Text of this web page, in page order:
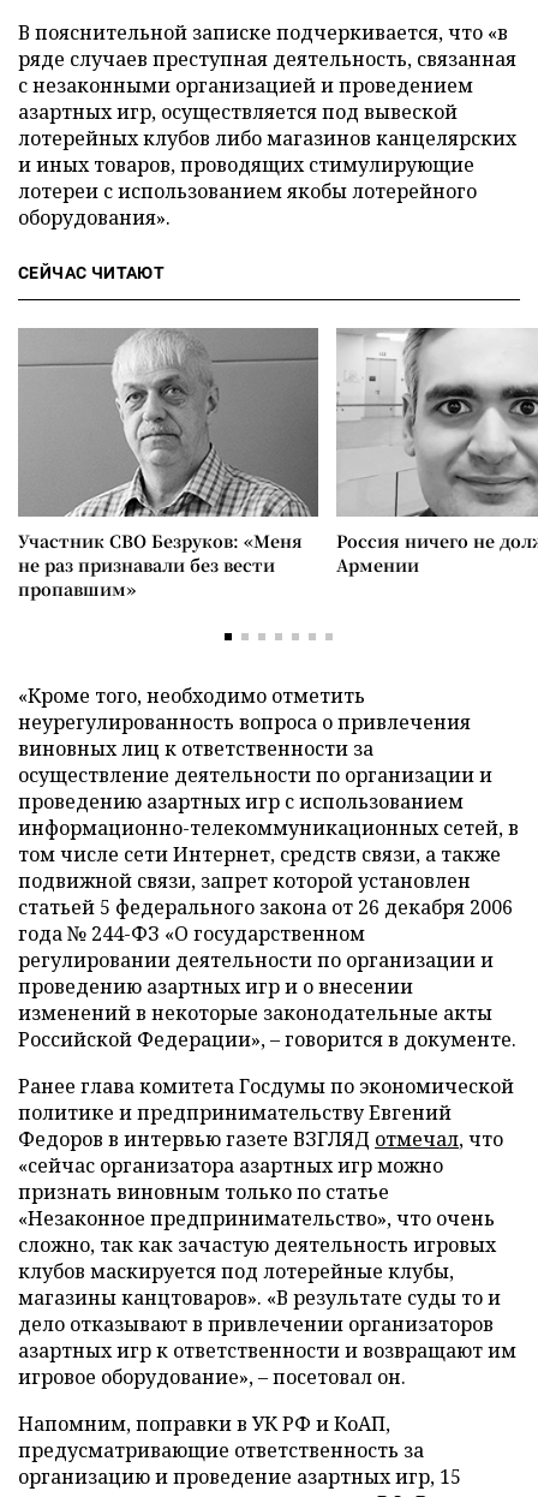
В пояснительной записке подчеркивается, что «в
ряде случаев преступная деятельность, связанная
с незаконными организацией и проведением
азартных игр, осуществляется под вывеской
лотерейных клубов либо магазинов канцелярских
и иных товаров, проводящих стимулирующие
лотереи с использованием якобы лотерейного
оборудования».
СЕЙЧАС ЧИТАЮТ
Участник СВО Безруков: «Меня
не раз признавали без вести
пропавшим»
Россия ничего не
Армении
«Кроме того, необходимо отметить
неурегулированность вопроса о привлечения
виновных лиц к ответственности за
осуществление деятельности по организации и
проведению азартных игр с использованием
информационно-телекоммуникационных сетей, в
том числе сети Интернет, средств связи, а также
подвижной связи, запрет которой установлен
статьей 5 федерального закона от 26 декабря 2006
года № 244-ФЗ «О государственном
регулировании деятельности по организации и
проведению азартных игр и о внесении
изменений в некоторые законодательные акты
Российской Федерации», – говорится в документе.
Ранее глава комитета Госдумы по экономической
политике и предпринимательству Евгений
Федоров в интервью газете ВЗГЛЯД отмечал, что
«сейчас организатора азартных игр можно
признать виновным только по статье
«Незаконное предпринимательство», что очень
сложно, так как зачастую деятельность игровых
клубов маскируется под лотерейные клубы,
магазины канцтоваров». «В результате суды то и
дело отказывают в привлечении организаторов
азартных игр к ответственности и возвращают им
игровое оборудование», – посетовал он.
Напомним, поправки в УК РФ и КоАП,
предусматривающие ответственность за
организацию и проведение азартных игр, 15